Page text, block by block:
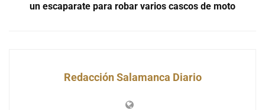
un escaparate para robar varios cascos de moto
Redacción Salamanca Diario